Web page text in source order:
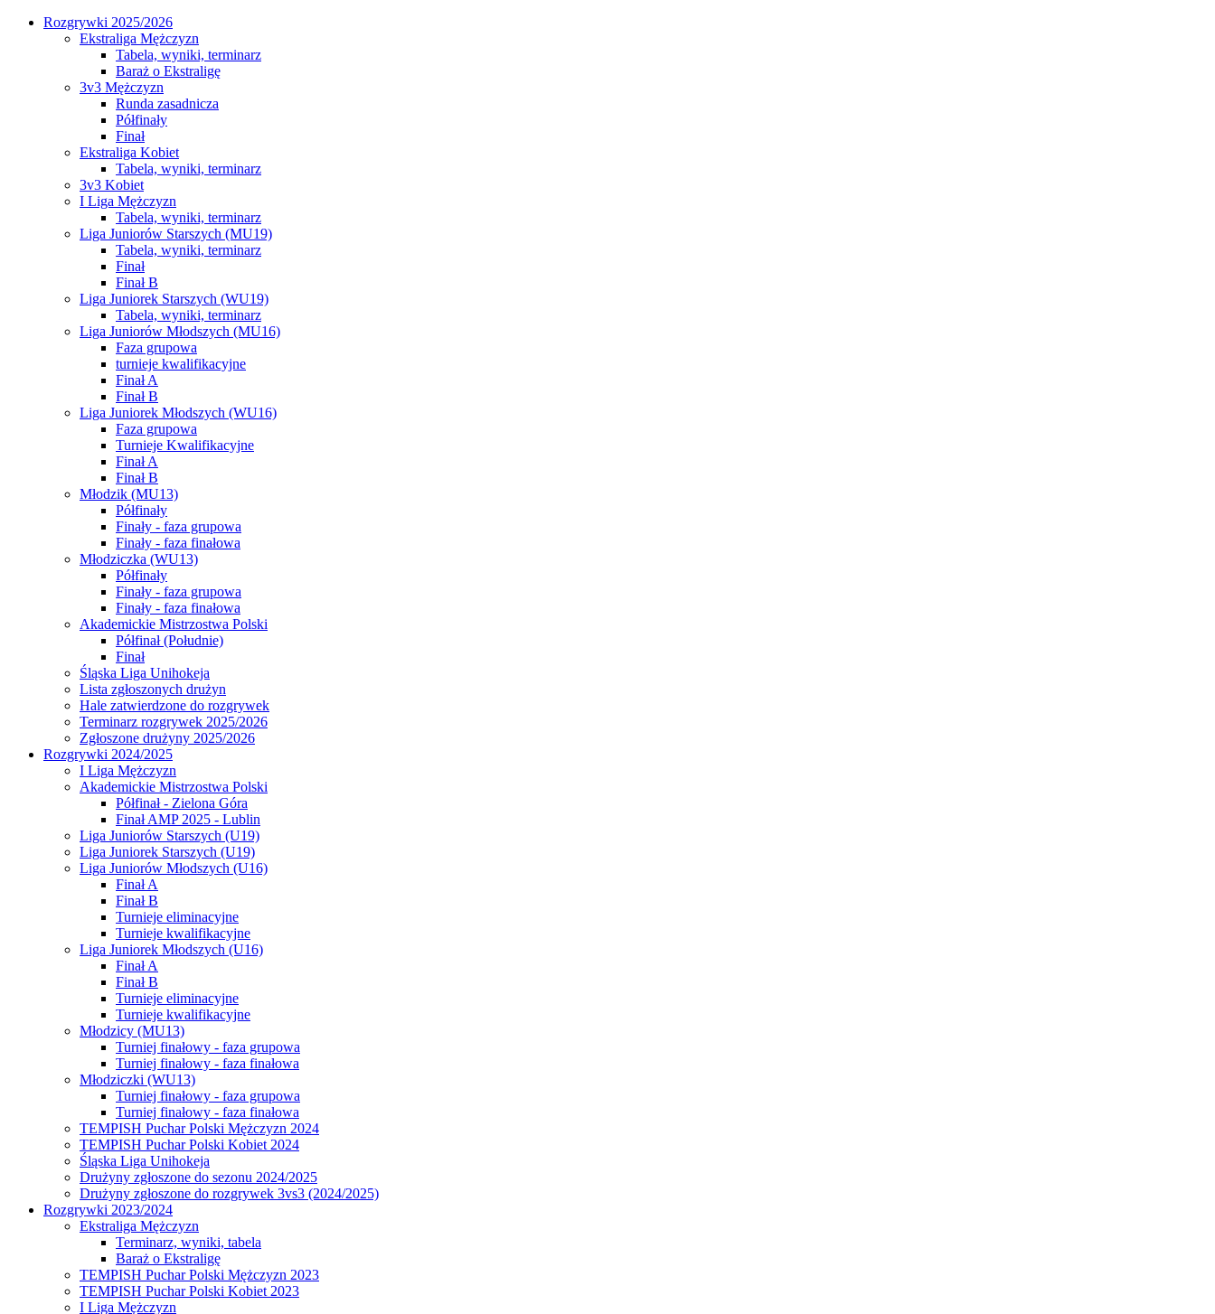
Rozgrywki 2025/2026
Ekstraliga Mężczyzn
Tabela, wyniki, terminarz
Baraż o Ekstraligę
3v3 Mężczyzn
Runda zasadnicza
Półfinały
Finał
Ekstraliga Kobiet
Tabela, wyniki, terminarz
3v3 Kobiet
I Liga Mężczyzn
Tabela, wyniki, terminarz
Liga Juniorów Starszych (MU19)
Tabela, wyniki, terminarz
Finał
Finał B
Liga Juniorek Starszych (WU19)
Tabela, wyniki, terminarz
Liga Juniorów Młodszych (MU16)
Faza grupowa
turnieje kwalifikacyjne
Finał A
Finał B
Liga Juniorek Młodszych (WU16)
Faza grupowa
Turnieje Kwalifikacyjne
Finał A
Finał B
Młodzik (MU13)
Półfinały
Finały - faza grupowa
Finały - faza finałowa
Młodziczka (WU13)
Półfinały
Finały - faza grupowa
Finały - faza finałowa
Akademickie Mistrzostwa Polski
Półfinał (Południe)
Finał
Śląska Liga Unihokeja
Lista zgłoszonych drużyn
Hale zatwierdzone do rozgrywek
Terminarz rozgrywek 2025/2026
Zgłoszone drużyny 2025/2026
Rozgrywki 2024/2025
I Liga Mężczyzn
Akademickie Mistrzostwa Polski
Półfinał - Zielona Góra
Finał AMP 2025 - Lublin
Liga Juniorów Starszych (U19)
Liga Juniorek Starszych (U19)
Liga Juniorów Młodszych (U16)
Finał A
Finał B
Turnieje eliminacyjne
Turnieje kwalifikacyjne
Liga Juniorek Młodszych (U16)
Finał A
Finał B
Turnieje eliminacyjne
Turnieje kwalifikacyjne
Młodzicy (MU13)
Turniej finałowy - faza grupowa
Turniej finałowy - faza finałowa
Młodziczki (WU13)
Turniej finałowy - faza grupowa
Turniej finałowy - faza finałowa
TEMPISH Puchar Polski Mężczyzn 2024
TEMPISH Puchar Polski Kobiet 2024
Śląska Liga Unihokeja
Drużyny zgłoszone do sezonu 2024/2025
Drużyny zgłoszone do rozgrywek 3vs3 (2024/2025)
Rozgrywki 2023/2024
Ekstraliga Mężczyzn
Terminarz, wyniki, tabela
Baraż o Ekstraligę
TEMPISH Puchar Polski Mężczyzn 2023
TEMPISH Puchar Polski Kobiet 2023
I Liga Mężczyzn